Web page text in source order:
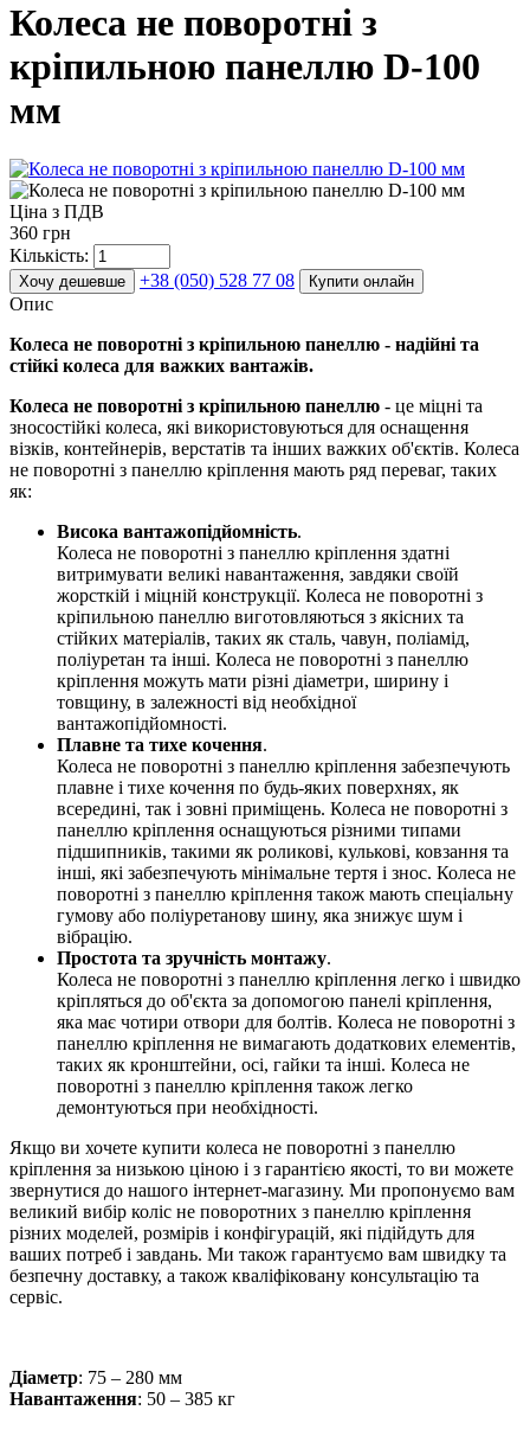
Колеса не поворотні з
кріпильною панеллю D-100
мм
Ціна з ПДВ
360 грн
Кількість:
Хочу дешевше +38 (050) 528 77 08 Купити онлайн
Опис
Колеса не поворотні з кріпильною панеллю - надійні та
стійкі колеса для важких вантажів.
Колеса не поворотні з кріпильною панеллю - це міцні та
зносостійкі колеса, які використовуються для оснащення
візків, контейнерів, верстатів та інших важких об'єктів. Колеса
не поворотні з панеллю кріплення мають ряд переваг, таких
як:
Висока вантажопідйомність.
Колеса не поворотні з панеллю кріплення здатні
витримувати великі навантаження, завдяки своїй
жорсткій і міцній конструкції. Колеса не поворотні з
кріпильною панеллю виготовляються з якісних та
стійких матеріалів, таких як сталь, чавун, поліамід,
поліуретан та інші. Колеса не поворотні з панеллю
кріплення можуть мати різні діаметри, ширину і
товщину, в залежності від необхідної
вантажопідйомності.
Плавне та тихе кочення.
Колеса не поворотні з панеллю кріплення забезпечують
плавне і тихе кочення по будь-яких поверхнях, як
всередині, так і зовні приміщень. Колеса не поворотні з
панеллю кріплення оснащуються різними типами
підшипників, такими як роликові, кулькові, ковзання та
інші, які забезпечують мінімальне тертя і знос. Колеса не
поворотні з панеллю кріплення також мають спеціальну
гумову або поліуретанову шину, яка знижує шум і
вібрацію.
Простота та зручність монтажу.
Колеса не поворотні з панеллю кріплення легко і швидко
кріпляться до об'єкта за допомогою панелі кріплення,
яка має чотири отвори для болтів. Колеса не поворотні з
панеллю кріплення не вимагають додаткових елементів,
таких як кронштейни, осі, гайки та інші. Колеса не
поворотні з панеллю кріплення також легко
демонтуються при необхідності.
Якщо ви хочете купити колеса не поворотні з панеллю
кріплення за низькою ціною і з гарантією якості, то ви можете
звернутися до нашого інтернет-магазину. Ми пропонуємо вам
великий вибір коліс не поворотних з панеллю кріплення
різних моделей, розмірів і конфігурацій, які підійдуть для
ваших потреб і завдань. Ми також гарантуємо вам швидку та
безпечну доставку, а також кваліфіковану консультацію та
сервіс.
Діаметр: 75 – 280 мм
Навантаження: 50 – 385 кг